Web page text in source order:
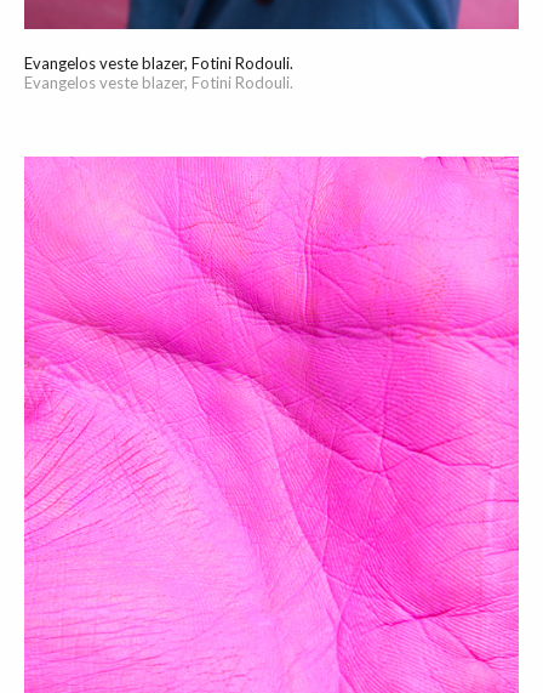
Evangelos veste blazer, Fotini Rodouli.
Evangelos veste blazer, Fotini Rodouli.